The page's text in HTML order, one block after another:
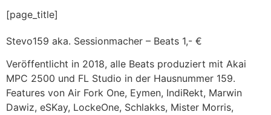
[page_title]
Stevo159 aka. Sessionmacher – Beats 1,- €
Veröffentlicht in 2018, alle Beats produziert mit Akai
MPC 2500 und FL Studio in der Hausnummer 159.
Features von Air Fork One, Eymen, IndiRekt, Marwin
Dawiz, eSKay, LockeOne, Schlakks, Mister Morris,